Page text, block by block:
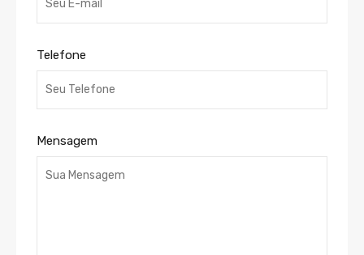
Telefone
Mensagem